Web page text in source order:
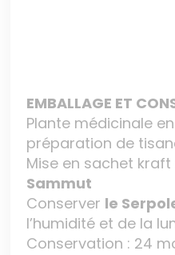
EMBALLAGE ET
Plante médicinale
préparation de
Mise en sachet kraft
Sammut
Conserver le
l’humidité et de la
Conservation : 24